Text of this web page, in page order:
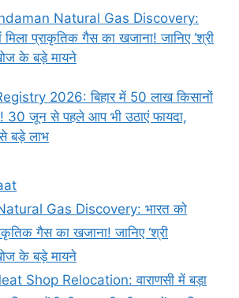
Natural Gas Discovery:
प्राकृतिक गैस का खजाना! जानिए ‘श्री
के बड़े मायने
2026: बिहार में 50 लाख किसानों
30 जून से पहले आप भी उठाएं फायदा,
बड़े लाभ
Gas Discovery: भारत को
गैस का खजाना! जानिए ‘श्री
के बड़े मायने
Shop Relocation: वाराणसी में बड़ा